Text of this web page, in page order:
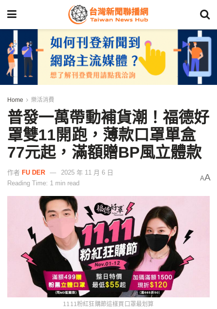
Home 樂活消費
普發一萬帶動補貨潮！福德好
罩雙11開跑，薄款口罩單盒
77元起，滿額贈BP風立體款
作者 FU DER
2025 年 11 月 6 日
Reading Time: 1 min read
AA
1111粉紅狂購節這樣買口罩最划算